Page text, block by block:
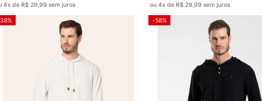
4x de R$ 29,99 sem juros ou 4x de R$ 29,99 sem juros
-58%